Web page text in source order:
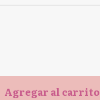
Agregar al carrito